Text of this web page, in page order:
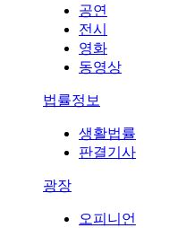
공연
전시
영화
동영상
법률정보
생활법률
판결기사
광장
오피니언